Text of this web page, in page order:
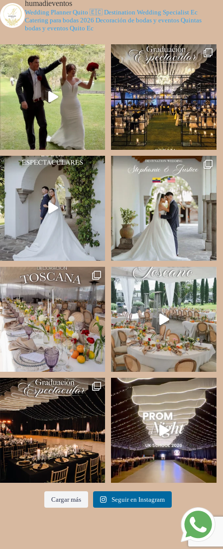
humadieventos
Wedding Planner Quito 🇪🇨Destination Wedding Specialist Ec
Catering para bodas 2026
Cargar más Seguir en Instagram